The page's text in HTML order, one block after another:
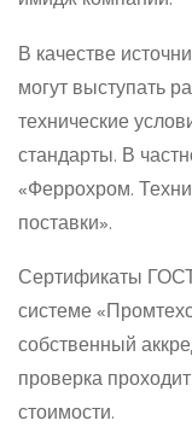
В качестве
могут выступать
технические
стандарты. В
«Феррохром.
поставки».
Сертификаты
системе
собственный
проверка
стоимости.